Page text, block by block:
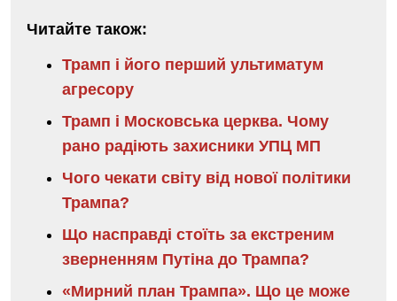
Читайте також:
Трамп і його перший ультиматум
агресору
Трамп і Московська церква. Чому
рано радіють захисники УПЦ МП
Чого чекати світу від нової політики
Трампа?
Що насправді стоїть за екстреним
зверненням Путіна до Трампа?
«Мирний план Трампа». Що це може